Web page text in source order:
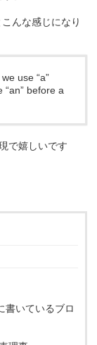
んな感じになり
use “a”
before a
で嬉しいです
書いているブロ